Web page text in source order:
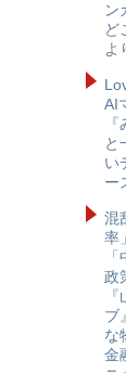
ン
ど
よ
AI
と
い
ー
混
率」
政
ブ
な
金